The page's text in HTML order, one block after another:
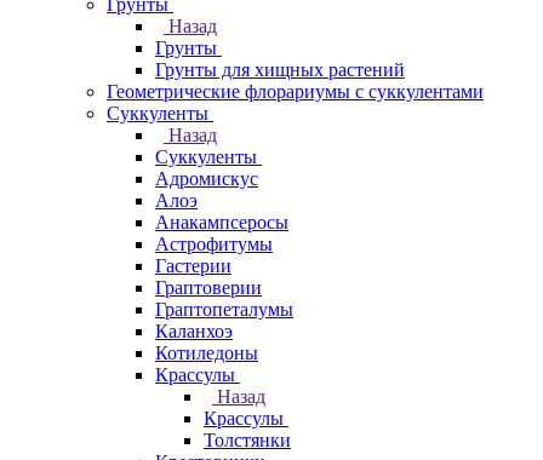
Грунты
Назад
Грунты
Грунты для хищных растений
Геометрические флорариумы с суккулентами
Суккуленты
Назад
Суккуленты
Адромискус
Алоэ
Анакампсеросы
Астрофитумы
Гастерии
Граптоверии
Граптопеталумы
Каланхоэ
Котиледоны
Крассулы
Назад
Крассулы
Толстянки